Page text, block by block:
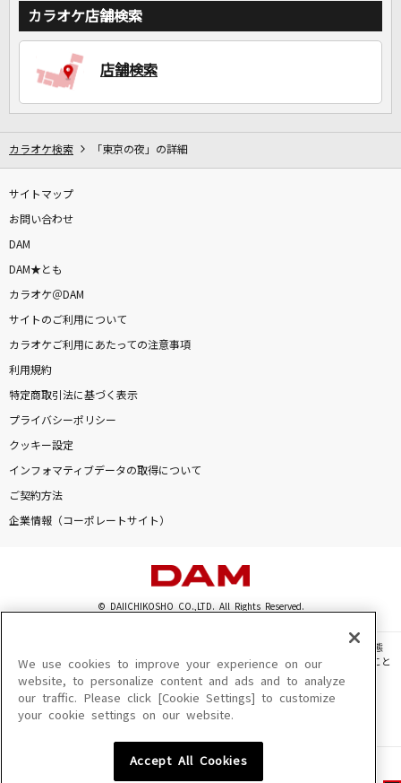
カラオケ店舗検索
店舗検索
カラオケ検索 「東京の夜」の詳細
サイトマップ
お問い合わせ
DAM
DAM★とも
カラオケ＠DAM
サイトのご利用について
カラオケご利用にあたっての注意事項
利用規約
特定商取引法に基づく表示
プライバシーポリシー
クッキー設定
インフォマティブデータの取得について
ご契約方法
企業情報（コーポレートサイト）
© DAIICHIKOSHO CO.,LTD. All Rights Reserved.
このサイトに掲載されている一切の文章・画像・写真・動画・音声等を、手段や形態
を問わず、著作権法の定める範囲を超えて無断で複製、転載、ファイル化などすること
を禁じます。
楽曲及びコンテンツは、機種によりご利用いただけない場合があります。
楽曲及びコンテンツの配信日、配信内容が変更になる場合があります。
We use cookies to improve your experience on our
website, to personalize content and ads and to analyze
our traffic. Please click [Cookie Settings] to customize
your cookie settings on our website.
Accept All Cookies